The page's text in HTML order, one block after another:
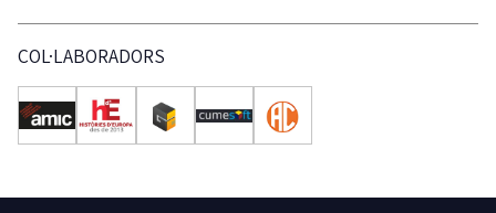
COL·LABORADORS